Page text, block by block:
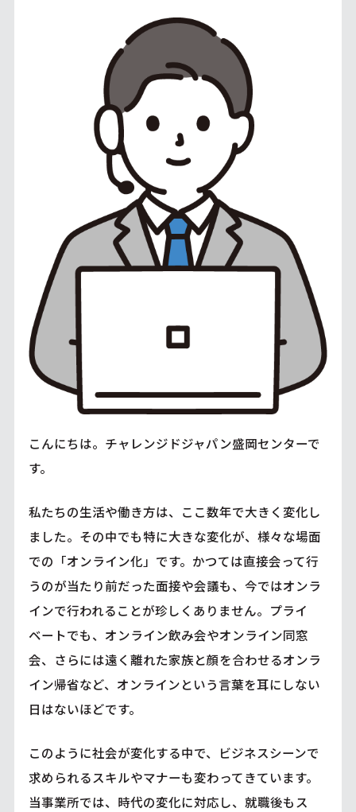
こんにちは。チャレンジドジャパン盛岡センターで
す。
私たちの生活や働き方は、ここ数年で大きく変化し
ました。その中でも特に大きな変化が、様々な場面
での「オンライン化」です。かつては直接会って行
うのが当たり前だった面接や会議も、今ではオンラ
インで行われることが珍しくありません。プライ
ベートでも、オンライン飲み会やオンライン同窓
会、さらには遠く離れた家族と顔を合わせるオンラ
イン帰省など、オンラインという言葉を耳にしない
日はないほどです。
このように社会が変化する中で、ビジネスシーンで
求められるスキルやマナーも変わってきています。
当事業所では、時代の変化に対応し、就職後もス